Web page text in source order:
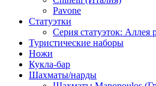
Pavone
Статуэтки
Серия статуэток: Аллея
Туристические наборы
Ножи
Кукла-бар
Шахматы/нарды